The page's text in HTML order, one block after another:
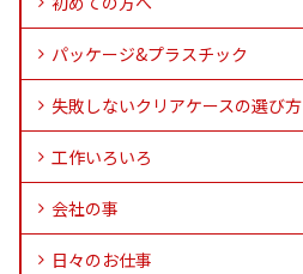
パッケージ&プラスチック
失敗しないクリアケースの選び方
工作いろいろ
会社の事
日々のお仕事